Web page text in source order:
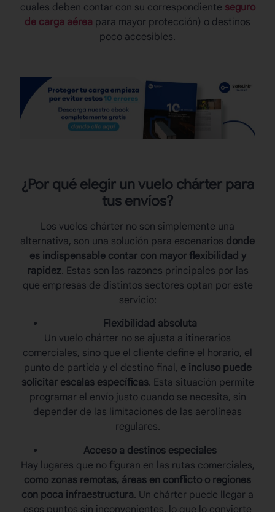
cuales deben contar con su correspondiente seguro
de carga aérea para mayor protección) o destinos
poco accesibles.
¿Por qué elegir un vuelo chárterpara
tus envíos?
Los vuelos chárter no son simplemente una
alternativa, son una solución para escenarios donde
es indispensable contar con mayor flexibilidad y
rapidez. Estas son las razones principales por las
que empresas de distintos sectores optan por este
servicio:
Flexibilidad absoluta
Un vuelo chárter no se ajusta a itinerarios
comerciales, sino que el cliente define el horario, el
punto de partida y el destino final, e incluso puede
solicitar escalas específicas. Esta situación permite
programar el envío justo cuando se necesita, sin
depender de las limitaciones de las aerolíneas
regulares.
Acceso a destinos especiales
Hay lugares que no figuran en las rutas comerciales,
como zonas remotas, áreas en conflicto o regiones
con poca infraestructura. Un chárter puede llegar a
esos puntos sin inconvenientes, lo que lo convierte